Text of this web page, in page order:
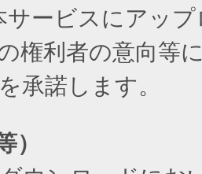
ービスにアップ
権利者の意向等
承諾します。
）